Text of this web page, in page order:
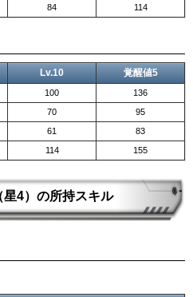
84 114
Lv.10 覚醒値5
100
136
70
95
61
83
114 155
4）の所持スキル